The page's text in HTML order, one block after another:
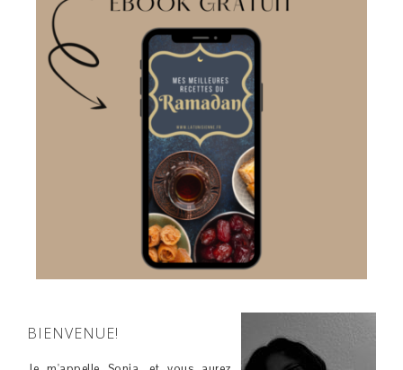
BIENVENUE!